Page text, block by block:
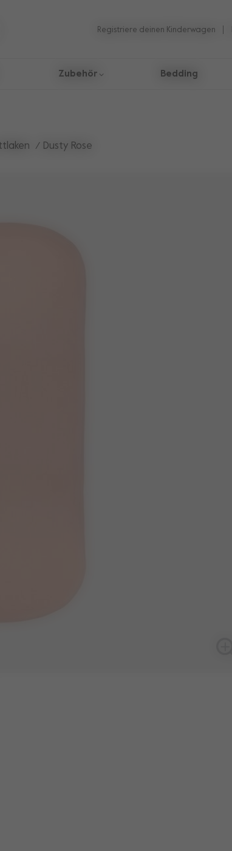
Registriere deinen Kinderwagen
Zubehör Bedding
Dusty Rose